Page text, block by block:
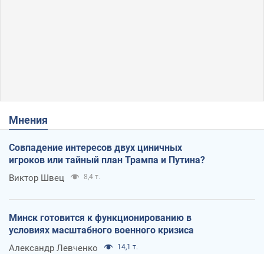
Мнения
Совпадение интересов двух циничных
игроков или тайный план Трампа и Путина?
Виктор Швец 8,4 т.
Минск готовится к функционированию в
условиях масштабного военного кризиса
Александр Левченко 14,1 т.